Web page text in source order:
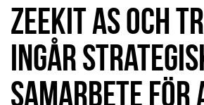
ZEEKIT AS OCH
INGÅR
SAMARBETE FÖR